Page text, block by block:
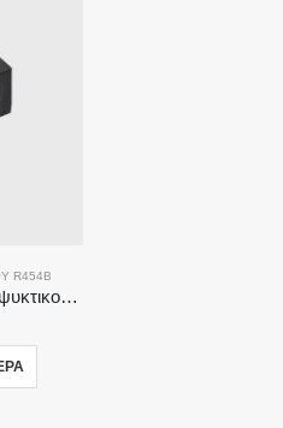
R454B
ZRT510 Μονάδα αισθητήρα ψυκτικού R454B-Αισθητήρας ψυκτικού μέσου υψηλής απόδοσης NDIR